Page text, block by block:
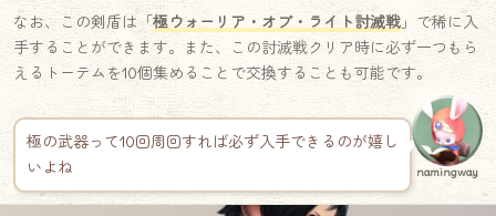
なお、この剣盾は「極ウォーリア・オブ・ライト討滅戦 」で稀に入
手することができます。また、この討滅戦クリア時に必ず一つもら
えるトーテムを10個集めることで交換することも可能です。
極の武器って10回周回すれば必ず入手できるのが嬉し
いよね
namingway